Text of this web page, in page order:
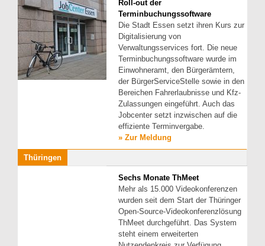
Roll-out der
Terminbuchungssoftware
Die Stadt Essen setzt ihren Kurs zur
Digitalisierung von
Verwaltungsservices fort. Die neue
Terminbuchungssoftware wurde im
Einwohneramt, den Bürgerämtern,
der BürgerServiceStelle sowie in den
Bereichen Fahrerlaubnisse und Kfz-
Zulassungen eingeführt. Auch das
Jobcenter setzt inzwischen auf die
effiziente Terminvergabe.
» Zur Meldung
Thüringen
Sechs Monate ThMeet
Mehr als 15.000 Videokonferenzen
wurden seit dem Start der Thüringer
Open-Source-Videokonferenzlösung
ThMeet durchgeführt. Das System
steht einem erweiterten